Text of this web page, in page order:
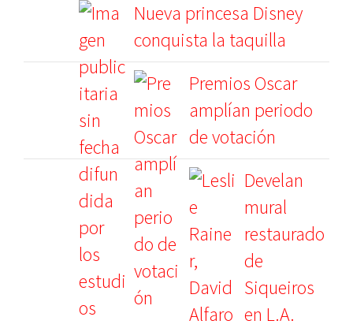
Nueva princesa Disney
conquista la taquilla
Premios Oscar
amplían periodo
de votación
Develan
mural
restaurado
de
Siqueiros
en L.A.